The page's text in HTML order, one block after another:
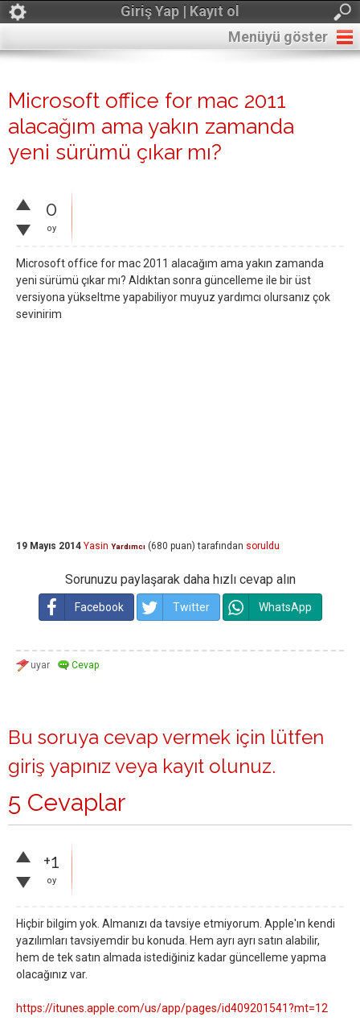
Giriş Yap | Kayıt ol
Menüyü göster
Microsoft office for mac 2011
alacağım ama yakın zamanda
yeni sürümü çıkar mı?
0
oy
Microsoft office for mac 2011 alacağım ama yakın zamanda
yeni sürümü çıkar mı? Aldıktan sonra güncelleme ile bir üst
versiyona yükseltme yapabiliyor muyuz yardımcı olursanız çok
sevinirim
19 Mayıs 2014 Yasin Yardımcı (680 puan) tarafından soruldu
Sorunuzu paylaşarak daha hızlı cevap alın
Facebook Twitter WhatsApp
Bu soruya cevap vermek için lütfen
giriş yapınız veya kayıt olunuz.
5 Cevaplar
+1
oy
Hiçbir bilgim yok. Almanızı da tavsiye etmiyorum. Apple'ın kendi
yazılımları tavsiyemdir bu konuda. Hem ayrı ayrı satın alabilir,
hem de tek satın almada istediğiniz kadar güncelleme yapma
olacağınız var.
https://itunes.apple.com/us/app/pages/id409201541?mt=12